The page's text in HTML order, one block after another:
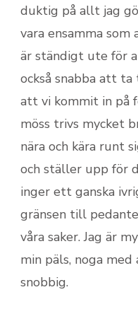
duktig på allt jag
vara ensamma
är ständigt ute för
också snabba att
att vi kommit in på
möss trivs mycket
nära och kära runt
och ställer upp för
inger ett ganska
gränsen till
våra saker. Jag är
min päls, noga
snobbig.